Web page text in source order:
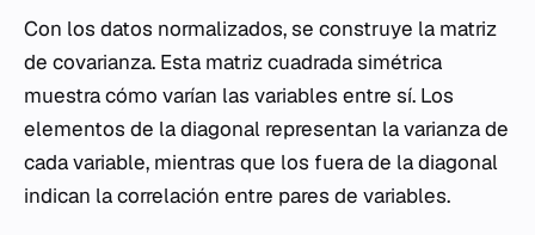
Con los datos normalizados, se construye la matriz
de covarianza. Esta matriz cuadrada simétrica
muestra cómo varían las variables entre sí. Los
elementos de la diagonal representan la varianza de
cada variable, mientras que los fuera de la diagonal
indican la correlación entre pares de variables.